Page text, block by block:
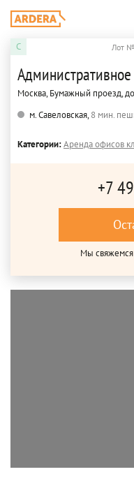
C Лот
Москва, Бумажный проезд,
м. Савеловская,8 мин.
Категории:Аренда офисов
+7
Мы свяжемся